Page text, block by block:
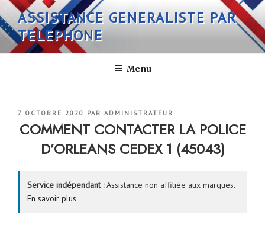
Aller
au
contenu
principal
ASSISTANCE GENERALISTE PAR
TELEPHONE
Menu
PUBLIÉ
LE
7 OCTOBRE 2020 PAR ADMINISTRATEUR
COMMENT CONTACTER LA POLICE
D’ORLEANS CEDEX 1 (45043)
Service indépendant :Assistance non affiliée aux marques.
En savoir plus